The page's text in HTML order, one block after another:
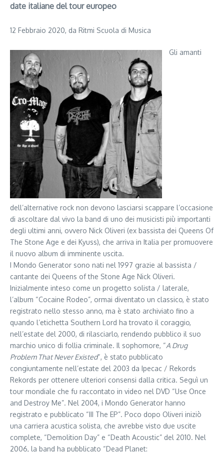
date italiane del tour europeo
12 Febbraio 2020, da Ritmi Scuola di Musica
Gli amanti
dell’alternative rock non devono lasciarsi scappare l’occasione
di ascoltare dal vivo la band di uno dei musicisti più importanti
degli ultimi anni, ovvero Nick Oliveri (ex bassista dei Queens Of
The Stone Age e dei Kyuss), che arriva in Italia per promuovere
il nuovo album di imminente uscita.
I Mondo Generator sono nati nel 1997 grazie al bassista /
cantante dei Queens of the Stone Age Nick Oliveri.
Inizialmente inteso come un progetto solista / laterale,
l’album “Cocaine Rodeo”, ormai diventato un classico, è stato
registrato nello stesso anno, ma è stato archiviato fino a
quando l’etichetta Southern Lord ha trovato il coraggio,
nell’estate del 2000, di rilasciarlo, rendendo pubblico il suo
marchio unico di follia criminale. Il sophomore, “A Drug
Problem That Never Existed“, è stato pubblicato
congiuntamente nell’estate del 2003 da Ipecac / Rekords
Rekords per ottenere ulteriori consensi dalla critica. Seguì un
tour mondiale che fu raccontato in video nel DVD “Use Once
and Destroy Me”. Nel 2004, i Mondo Generator hanno
registrato e pubblicato “III The EP”. Poco dopo Oliveri iniziò
una carriera acustica solista, che avrebbe visto due uscite
complete, “Demolition Day” e “Death Acoustic” del 2010. Nel
2006, la band ha pubblicato “Dead Planet: